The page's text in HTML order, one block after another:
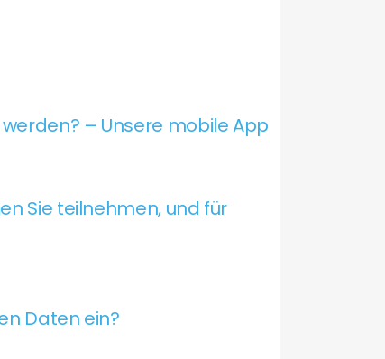
– Unsere mobile App
Sie teilnehmen, und für
Daten ein?